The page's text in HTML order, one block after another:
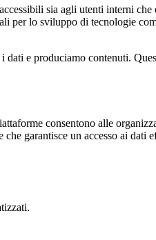
sia agli utenti interni
per lo sviluppo di tecnologie
e produciamo contenuti.
consentono alle
garantisce un accesso ai dati